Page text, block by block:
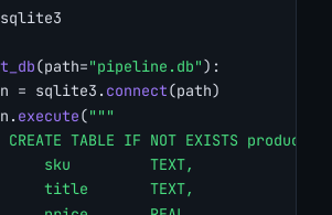
sqlite3
(path="pipeline.db"):
= sqlite3.
connect(path)
execute("""
CREATE TABLE IF NOT EXISTS products
sku         TEXT,
title       TEXT,